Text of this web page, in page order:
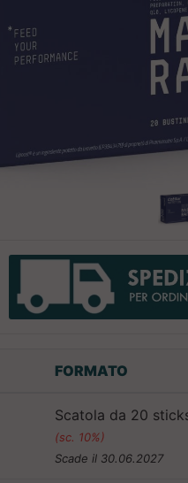
FORMATO
Scatola da 20
(sc. 10%)
Scade il 30.06.2027